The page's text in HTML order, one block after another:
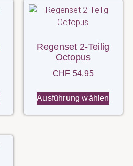
Regenset 2-Teilig
Octopus
CHF 54.95
Ausführung wählen